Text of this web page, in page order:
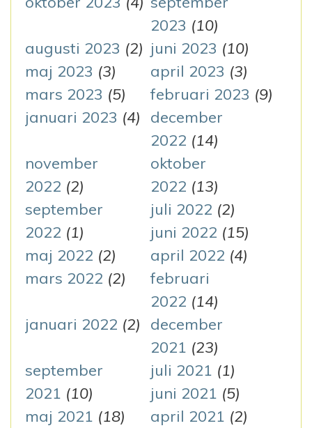
2023 (10)
augusti 2023 (2) juni 2023 (10)
maj 2023 (3) april 2023 (3)
mars 2023 (5) februari 2023 (9)
januari 2023 (4)
december
2022 (14)
november
2022 (2)
oktober
2022 (13)
september
2022 (1)
juli 2022 (2)
juni 2022 (15)
maj 2022 (2) april 2022 (4)
mars 2022 (2)
februari
2022 (14)
januari 2022 (2)
december
2021 (23)
september
2021 (10)
juli 2021 (1)
juni 2021 (5)
maj 2021 (18) april 2021 (2)